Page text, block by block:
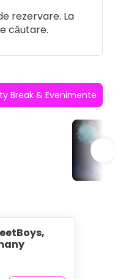
rezervare. La
căutare.
Break & Evenimente